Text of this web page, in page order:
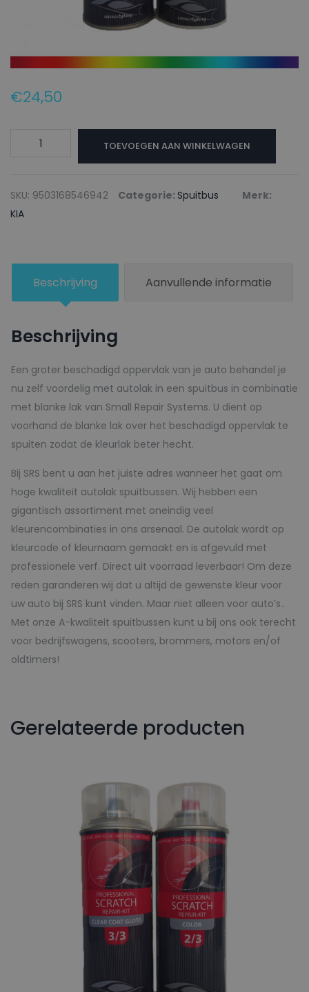
€24,50
Blanke
lak
SPORTS
-
aantal
TOEVOEGEN AAN WINKELWAGEN
SKU: 9503168546942 Categorie: Spuitbus
Merk:
KIA
Beschrijving Aanvullende informatie
Beschrijving
Een groter beschadigd oppervlak van je auto behandel je
nu zelf voordelig met autolak in een spuitbus in combinatie
met blanke lak van Small Repair Systems. U dient op
voorhand de blanke lak over het beschadigd oppervlak te
spuiten zodat de kleurlak beter hecht.
Bij SRS bent u aan het juiste adres wanneer het gaat om
hoge kwaliteit autolak spuitbussen. Wij hebben een
gigantisch assortiment met oneindig veel
kleurencombinaties in ons arsenaal. De autolak wordt op
kleurcode of kleurnaam gemaakt en is afgevuld met
professionele verf. Direct uit voorraad leverbaar! Om deze
reden garanderen wij dat u altijd de gewenste kleur voor
uw auto bij SRS kunt vinden. Maar niet alleen voor auto’s..
Met onze A-kwaliteit spuitbussen kunt u bij ons ook terecht
voor bedrijfswagens, scooters, brommers, motors en/of
oldtimers!
Gerelateerde producten